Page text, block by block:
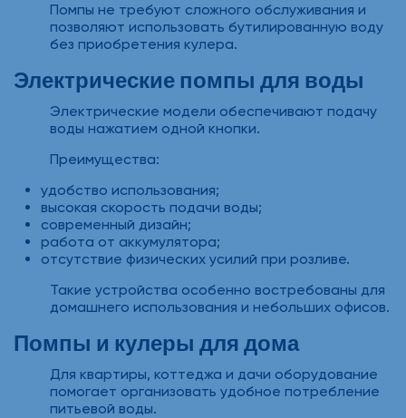
Помпы не требуют сложного обслуживания и
позволяют использовать бутилированную воду
без приобретения кулера.
Электрические помпы для воды
Электрические модели обеспечивают подачу
воды нажатием одной кнопки.
Преимущества:
удобство использования;
высокая скорость подачи воды;
современный дизайн;
работа от аккумулятора;
отсутствие физических усилий при розливе.
Такие устройства особенно востребованы для
домашнего использования и небольших офисов.
Помпы и кулеры для дома
Для квартиры, коттеджа и дачи оборудование
помогает организовать удобное потребление
питьевой воды.